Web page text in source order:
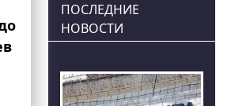
ПОСЛЕДНИЕ
НОВОСТИ